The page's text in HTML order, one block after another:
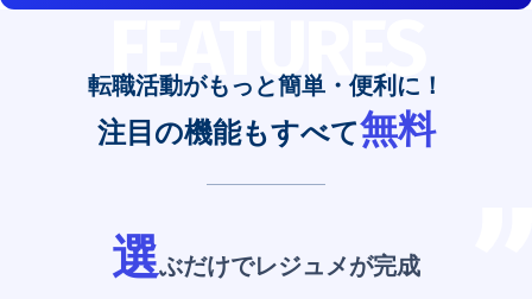
FEATURES
転職活動がもっと簡単・便利に！
注目の機能もすべて無料
選ぶだけでレジュメが完成